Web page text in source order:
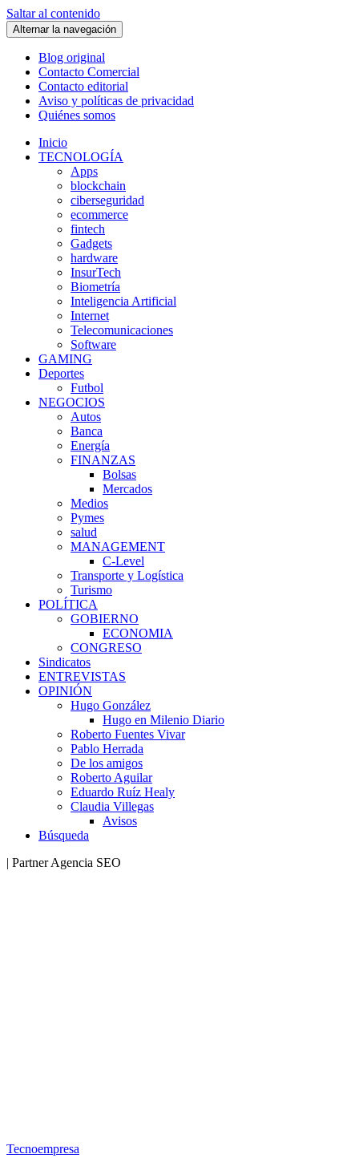
Saltar al contenido
Alternar la navegación
Blog original
Contacto Comercial
Contacto editorial
Aviso y políticas de privacidad
Quiénes somos
Inicio
TECNOLOGÍA
Apps
blockchain
ciberseguridad
ecommerce
fintech
Gadgets
hardware
InsurTech
Biometría
Inteligencia Artificial
Internet
Telecomunicaciones
Software
GAMING
Deportes
Futbol
NEGOCIOS
Autos
Banca
Energía
FINANZAS
Bolsas
Mercados
Medios
Pymes
salud
MANAGEMENT
C-Level
Transporte y Logística
Turismo
POLÍTICA
GOBIERNO
ECONOMIA
CONGRESO
Sindicatos
ENTREVISTAS
OPINIÓN
Hugo González
Hugo en Milenio Diario
Roberto Fuentes Vivar
Pablo Herrada
De los amigos
Roberto Aguilar
Eduardo Ruíz Healy
Claudia Villegas
Avisos
Búsqueda
| Partner Agencia SEO
Tecnoempresa